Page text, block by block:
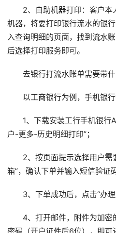
2、自助机器打印：客户本
机器，将要打印银行流水的银
入查询明细的页面，找到流水
后选择打印服务即可。
去银行打流水账单需要带什
以工商银行为例，手机银行
1、下载安装工行手机银行
户-更多-历史明细打印”；
2、按页面提示选择用户需
箱”，确认下单并输入短信验证码
3、下单成功后，点击“办理
4、打开邮件，附件为加密